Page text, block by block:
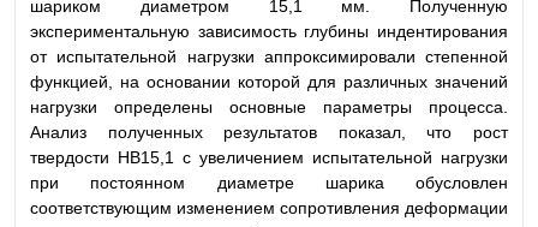
шариком диаметром 15,1 мм. Полученную
экспериментальную зависимость глубины индентирования
от испытательной нагрузки аппроксимировали степенной
функцией, на основании которой для различных значений
нагрузки определены основные параметры процесса.
Анализ полученных результатов показал, что рост
твердости НВ15,1 с увеличением испытательной нагрузки
при постоянном диаметре шарика обусловлен
соответствующим изменением сопротивления деформации